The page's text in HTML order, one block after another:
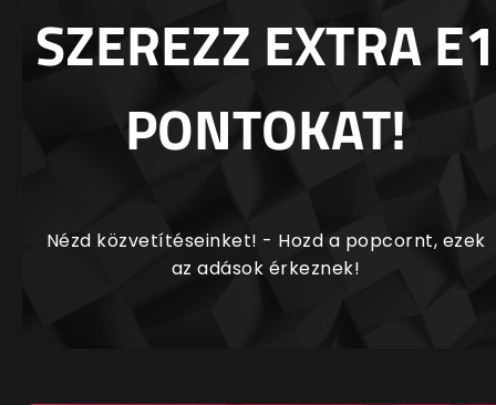
SZEREZZ EXTRA E1
PONTOKAT!
Nézd közvetítéseinket! - Hozd a popcornt, ezek
az adások érkeznek!